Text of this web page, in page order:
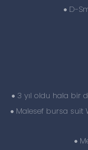
D-
3 yıl oldu hala bir
Malesef bursa suit